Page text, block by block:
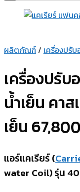
ผลิตภัณฑ์/ เครื่องปรับ
เครื่องปรั
น้ำเย็น คา
เย็น
แอร์แคเรียร์ (
water Coil) รุ่น